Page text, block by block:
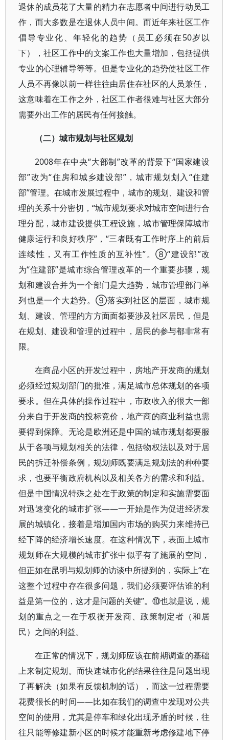
退休的成员花了大量的精力在志愿者中间进行动员工
作，而大多数是在退休人员中间。而近年来社区工作
倡导专业化、年轻化的趋势（员工必须在50岁以
下），社区工作中的文案工作也大量增加，包括提供
专业的心理辅导等等。但是专业化的趋势使社区工作
人员不再像以前一样往往由居住在社区的人员兼任，
这意味着在工作之外，社区工作者很难与社区大部分
需要外出工作的居民有任何接触。
（二）城市规划与社区规划
2008年在中央“大部制”改革的背景下“国家建设
部”改为“住房和城乡建设部”，城市规划划入“住建
部”管理。在城市发展过程中，城市的规划、建设和管
理的关系十分密切，“城市规划要求对城市空间进行合
理分配，城市建设提供工程设施，城市管理保障城市
健康运行和良好秩序”，“三者既有工作时序上的前后
连续性，又有工作性质的互补性”。⑧“建设部”改
为“住建部”是城市综合管理改革的一个重要步骤，规
划和建设合并为一个部门是大趋势，城市管理部门单
列也是一个大趋势。⑨落实到社区的层面，城市规
划、建设、管理的方方面面都要涉及社区居民，但是
在规划、建设和管理的过程中，居民的参与都非常有
限。
在商品小区的开发过程中，房地产开发商的规划
必须经过规划部门的批准，满足城市总体规划的各项
要求。但在具体的操作过程中，市政收入的很大一部
分来自于开发商的投标竞价，地产商的商业利益也需
要得到保障。无论是欧洲还是中国的城市规划都要服
从于各项与规划相关的法律，包括物权法以及对于居
民的拆迁补偿条例，规划师既要满足规划法的种种要
求，也要平衡政府机构以及相关各方的需求和利益。
但是中国情况特殊之处在于政策的制定和实施需要面
对迅速变化的城市扩张——一开始是作为促进经济发
展的城镇化，接着是增加国内市场的购买力来维持已
经下降的经济增长速度。在这种情况下，表面上城市
规划师在大规模的城市扩张中似乎有了施展的空间，
但正如在昆明与规划师的访谈中所提到的，实际上“在
这整个过程中存在很多问题，我们必须要评估谁的利
益是第一位的，这才是问题的关键”。⑩也就是说，规
划的重点之一在于权衡开发商、政策制定者（和居
民）之间的利益。
在正常的情况下，规划师应该在前期调查的基础
上来制定规划。而快速城市化的结果往往是问题出现
了再解决（如果有反馈机制的话），而这一过程需要
花费很长的时间——比如在我们的调查中发现对公共
空间的使用，尤其是停车和绿化出现矛盾的时候，往
往只能等修建新小区的时候才能重新考虑修建地下停